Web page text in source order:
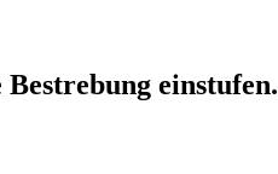
einstufen.